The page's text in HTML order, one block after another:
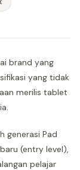
brand yang
yang tidak
merilis tablet
generasi Pad
(entry level),
pelajar